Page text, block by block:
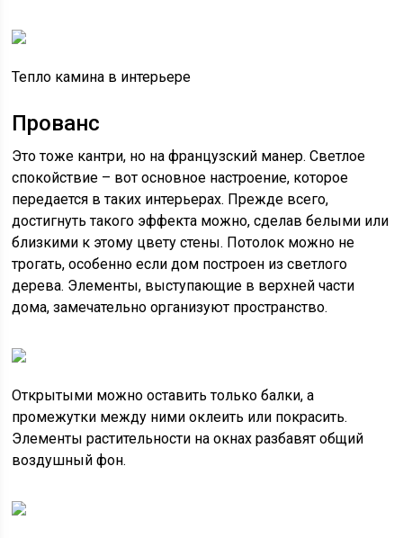
Тепло камина в интерьере
Прованс
Это тоже кантри, но на французский манер. Светлое
спокойствие – вот основное настроение, которое
передается в таких интерьерах. Прежде всего,
достигнуть такого эффекта можно, сделав белыми или
близкими к этому цвету стены. Потолок можно не
трогать, особенно если дом построен из светлого
дерева. Элементы, выступающие в верхней части
дома, замечательно организуют пространство.
Открытыми можно оставить только балки, а
промежутки между ними оклеить или покрасить.
Элементы растительности на окнах разбавят общий
воздушный фон.